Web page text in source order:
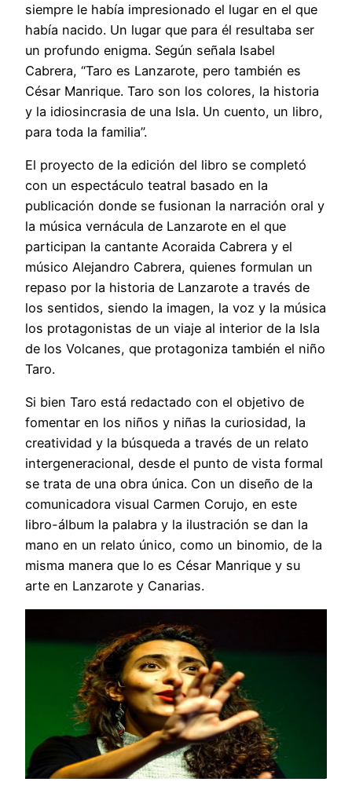
siempre le había impresionado el lugar en el que
había nacido. Un lugar que para él resultaba ser
un profundo enigma. Según señala Isabel
Cabrera, “Taro es Lanzarote, pero también es
César Manrique. Taro son los colores, la historia
y la idiosincrasia de una Isla. Un cuento, un libro,
para toda la familia”.
El proyecto de la edición del libro se completó
con un espectáculo teatral basado en la
publicación donde se fusionan la narración oral y
la música vernácula de Lanzarote en el que
participan la cantante Acoraida Cabrera y el
músico Alejandro Cabrera, quienes formulan un
repaso por la historia de Lanzarote a través de
los sentidos, siendo la imagen, la voz y la música
los protagonistas de un viaje al interior de la Isla
de los Volcanes, que protagoniza también el niño
Taro.
Si bien Taro está redactado con el objetivo de
fomentar en los niños y niñas la curiosidad, la
creatividad y la búsqueda a través de un relato
intergeneracional, desde el punto de vista formal
se trata de una obra única. Con un diseño de la
comunicadora visual Carmen Corujo, en este
libro-álbum la palabra y la ilustración se dan la
mano en un relato único, como un binomio, de la
misma manera que lo es César Manrique y su
arte en Lanzarote y Canarias.